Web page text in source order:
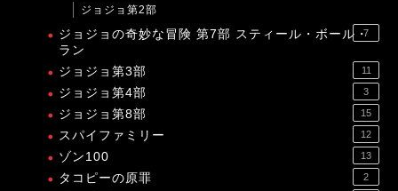
ジョジョ第2部
ジョジョの奇妙な冒険 第7部 スティール・ボール・
ラン
7
ジョジョ第3部 11
ジョジョ第4部 3
ジョジョ第8部 15
スパイファミリー 12
ゾン100 13
タコピーの原罪 2